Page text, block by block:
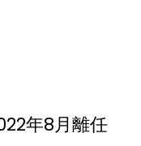
年8月離任